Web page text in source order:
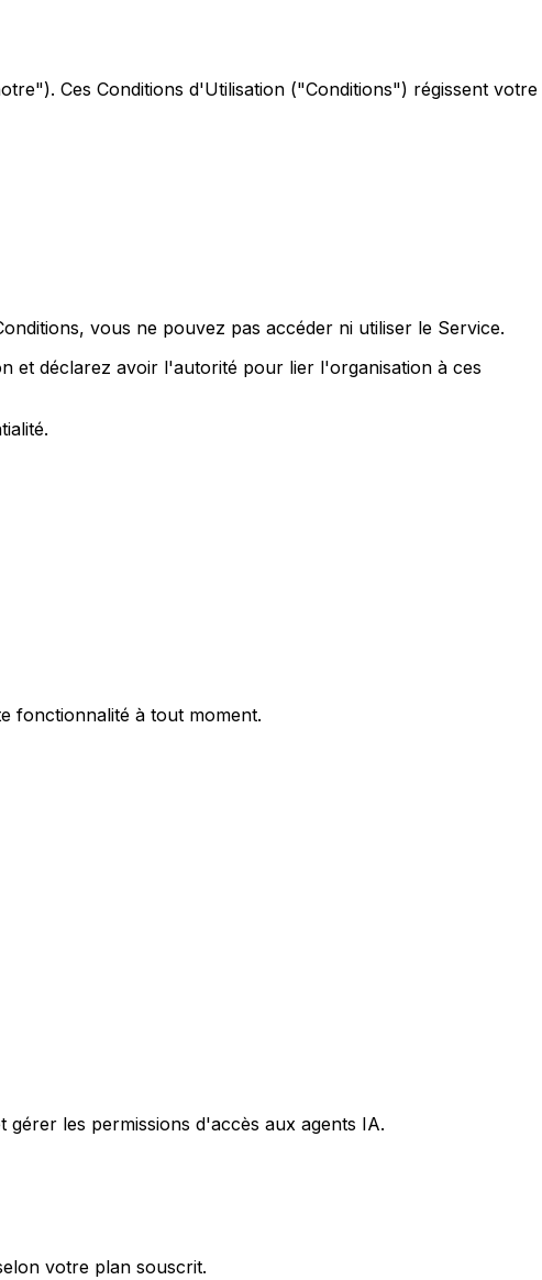
Ces Conditions d'Utilisation ("Conditions") régissent votre
vous ne pouvez pas accéder ni utiliser le Service.
et déclarez avoir l'autorité pour lier l'organisation à ces
fonctionnalité à tout moment.
les permissions d'accès aux agents IA.
votre plan souscrit.